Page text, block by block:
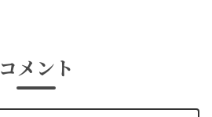
コメント